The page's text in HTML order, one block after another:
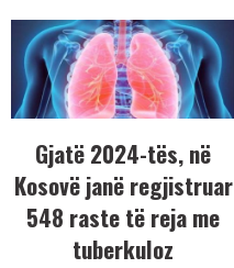
Gjatë 2024-tës, në
Kosovë janë regjistruar
548 raste të reja me
tuberkuloz